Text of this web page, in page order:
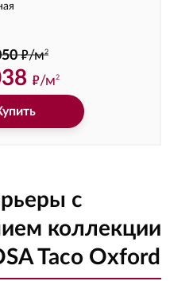
ф/м2
ф/м2
с
коллекции
Taco Oxford